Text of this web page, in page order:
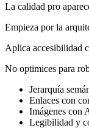
La calidad pro
Empieza por la
Aplica accesibilidad
No optimices para
Jerarquía
Enlaces con
Imágenes con
Legibilidad y